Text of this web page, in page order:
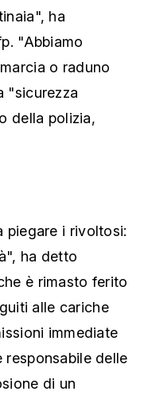
ha
"Abbiamo
o raduno
"sicurezza
della polizia,
piegare i rivoltosi:
ha detto
è rimasto ferito
alle cariche
immediate
responsabile delle
di un